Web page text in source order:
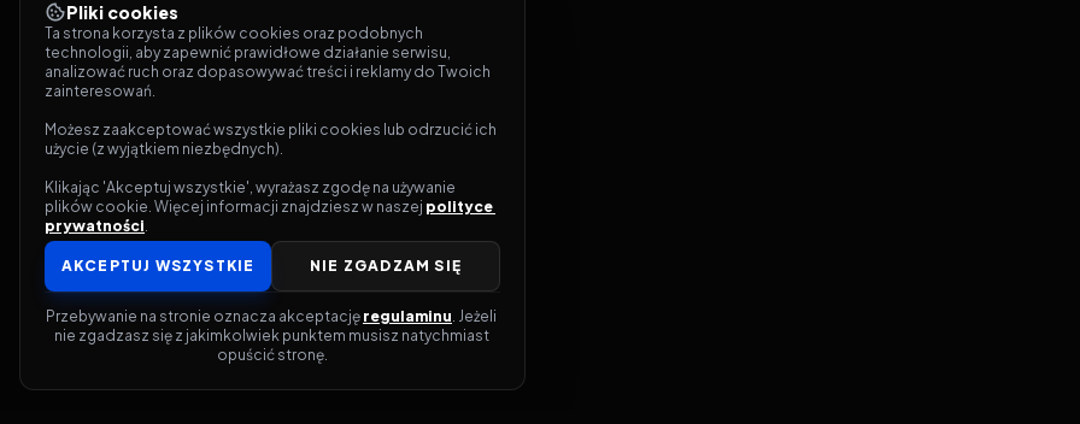
Pliki cookies
Ta strona korzysta z plików cookies oraz podobnych
technologii, aby zapewnić prawidłowe działanie serwisu,
analizować ruch oraz dopasowywać treści i reklamy do Twoich
zainteresowań.
Możesz zaakceptować wszystkie pliki cookies lub odrzucić ich
użycie (z wyjątkiem niezbędnych).
Klikając 'Akceptuj wszystkie', wyrażasz zgodę na używanie
plików cookie. Więcej informacji znajdziesz w naszej polityce
prywatności.
AKCEPTUJ WSZYSTKIE NIE ZGADZAM SIĘ
Przebywanie na stronie oznacza akceptację regulaminu. Jeżeli
nie zgadzasz się z jakimkolwiek punktem musisz natychmiast
opuścić stronę.